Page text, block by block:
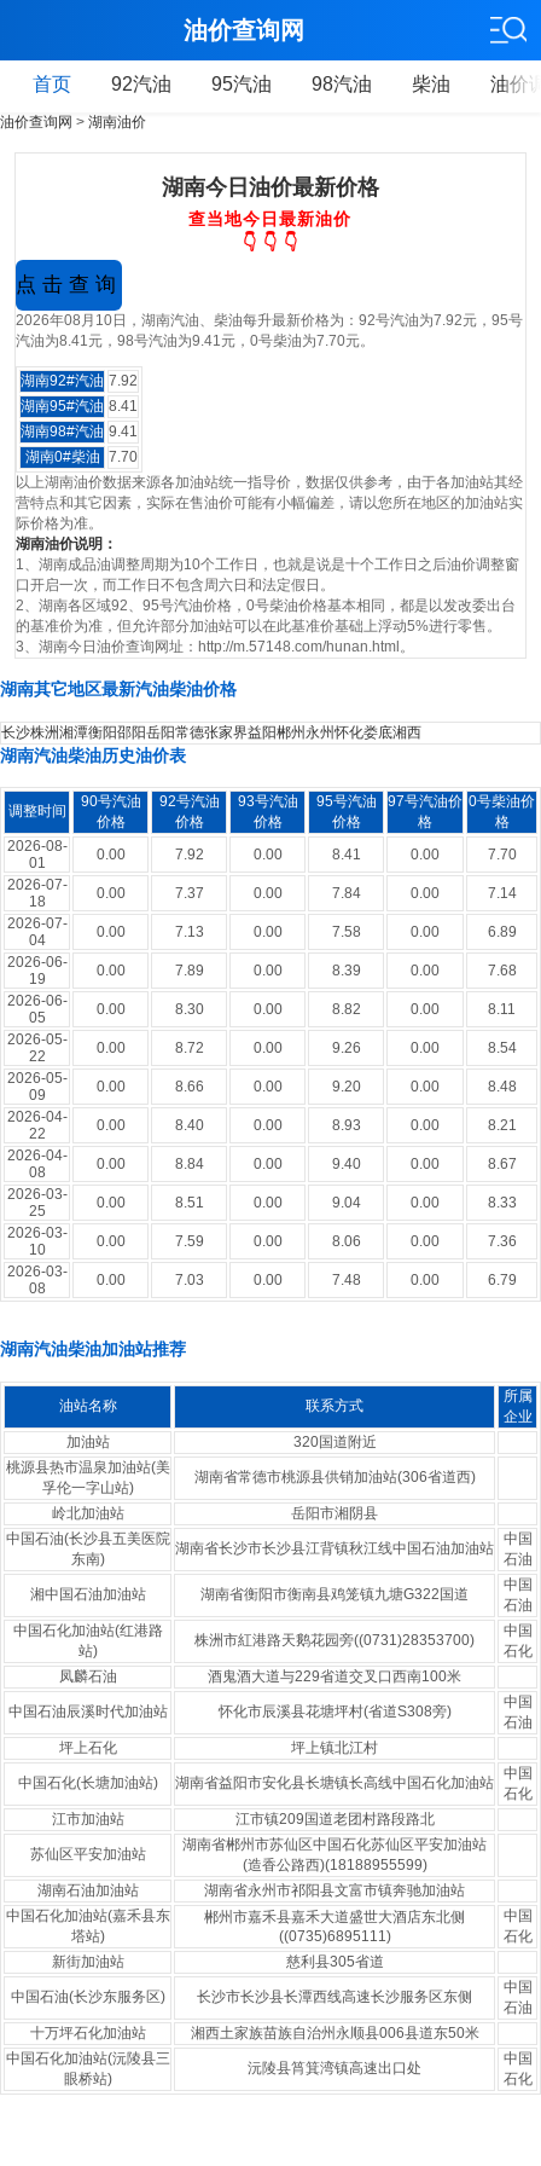
油价查询网
首页 92汽油 95汽油 98汽油 柴油 油价
油价查询网 > 湖南油价
湖南今日油价最新价格
查当地今日最新油价
👇 👇 👇
2026年08月10日，湖南汽油、柴油每升最新价格为：92号汽油为7.92元，95号
汽油为8.41元，98号汽油为9.41元，0号柴油为7.70元。
湖南92#汽油 7.92
湖南95#汽油 8.41
湖南98#汽油 9.41
湖南0#柴油
7.70
以上湖南油价数据来源各加油站统一指导价，数据仅供参考，由于各加油站其经
营特点和其它因素，实际在售油价可能有小幅偏差，请以您所在地区的加油站实
际价格为准。
湖南油价说明：
1、湖南成品油调整周期为10个工作日，也就是说是十个工作日之后油价调整窗
口开启一次，而工作日不包含周六日和法定假日。
2、湖南各区域92、95号汽油价格，0号柴油价格基本相同，都是以发改委出台
的基准价为准，但允许部分加油站可以在此基准价基础上浮动5%进行零售。
3、湖南今日油价查询网址：http://m.57148.com/hunan.html。
湖南其它地区最新汽油柴油价格
长沙株洲湘潭衡阳邵阳岳阳常德张家界益阳郴州永州怀化娄底湘西
湖南汽油柴油历史油价表
调整时间
90号汽油
价格
92号汽油
价格
93号汽油
价格
95号汽油
价格
97号汽油价
格
0号柴油价
格
2026-08-
01
0.00 7.92 0.00 8.41 0.00
7.70
2026-07-
18
0.00 7.37 0.00 7.84 0.00
7.14
2026-07-
04
0.00 7.13 0.00 7.58 0.00
6.89
2026-06-
19
0.00 7.89 0.00 8.39 0.00
7.68
2026-06-
05
0.00 8.30 0.00 8.82 0.00
8.11
2026-05-
22
0.00 8.72 0.00 9.26 0.00
8.54
2026-05-
09
0.00 8.66 0.00 9.20 0.00
8.48
2026-04-
22
0.00 8.40 0.00 8.93 0.00
8.21
2026-04-
08
0.00 8.84 0.00 9.40 0.00
8.67
2026-03-
25
0.00 8.51 0.00 9.04 0.00
8.33
2026-03-
10
0.00 7.59 0.00 8.06 0.00
7.36
2026-03-
08
0.00 7.03 0.00 7.48 0.00 6.79
湖南汽油柴油加油站推荐
油站名称 联系方式
所属
企业
加油站
320国道附近
桃源县热市温泉加油站(美
孚伦一字山站)
湖南省常德市桃源县供销加油站(306省道西)
岭北加油站
岳阳市湘阴县
中国石油(长沙县五美医院
东南)
湖南省长沙市长沙县江背镇秋江线中国石油加油站
中国
石油
湘中国石油加油站 湖南省衡阳市衡南县鸡笼镇九塘G322国道
中国
石油
中国石化加油站(红港路
站)
株洲市紅港路天鹅花园旁((0731)28353700)
中国
石化
凤麟石油
酒鬼酒大道与229省道交叉口西南100米
中国石油辰溪时代加油站 怀化市辰溪县花塘坪村(省道S308旁)
中国
石油
坪上石化
坪上镇北江村
中国石化(长塘加油站) 湖南省益阳市安化县长塘镇长高线中国石化加油站
中国
石化
江市加油站
江市镇209国道老团村路段路北
苏仙区平安加油站
湖南省郴州市苏仙区中国石化苏仙区平安加油站
(造香公路西)(18188955599)
湖南石油加油站
湖南省永州市祁阳县文富市镇奔驰加油站
中国石化加油站(嘉禾县东
塔站)
郴州市嘉禾县嘉禾大道盛世大酒店东北侧
((0735)6895111)
中国
石化
新街加油站
慈利县305省道
中国石油(长沙东服务区) 长沙市长沙县长潭西线高速长沙服务区东侧
中国
石油
十万坪石化加油站
湘西土家族苗族自治州永顺县006县道东50米
中国石化加油站(沅陵县三
眼桥站)
沅陵县筲箕湾镇高速出口处
中国
石化